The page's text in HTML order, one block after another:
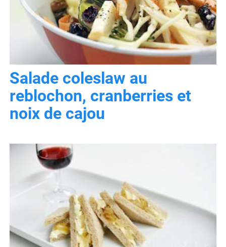
Salade coleslaw au
reblochon, cranberries et
noix de cajou